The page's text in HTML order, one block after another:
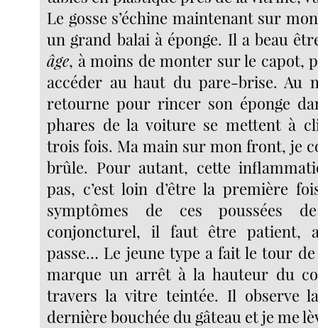
Le gosse s’échine maintenant sur
un grand balai à éponge. Il a beau
âge, à moins de monter sur le capot,
accéder au haut du pare-brise. Au
retourne pour rincer son éponge
phares de la voiture se mettent à
trois fois. Ma main sur mon front, je
brûle. Pour autant, cette
pas, c’est loin d’être la première
symptômes de ces poussées
conjoncturel, il faut être patient,
passe… Le jeune type a fait le tour
marque un arrêt à la hauteur du
travers la vitre teintée. Il observe la
dernière bouchée du gâteau et je me